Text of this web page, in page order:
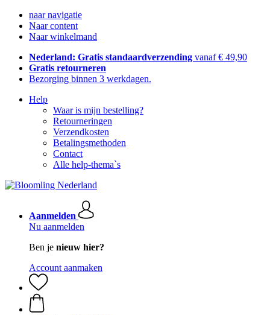
naar navigatie
Naar content
Naar winkelmand
Nederland: Gratis standaardverzending vanaf € 49,90
Gratis retourneren
Bezorging binnen 3 werkdagen.
Help
Waar is mijn bestelling?
Retourneringen
Verzendkosten
Betalingsmethoden
Contact
Alle help-thema`s
Aanmelden
Nu aanmelden
Ben je nieuw hier?
Account aanmaken